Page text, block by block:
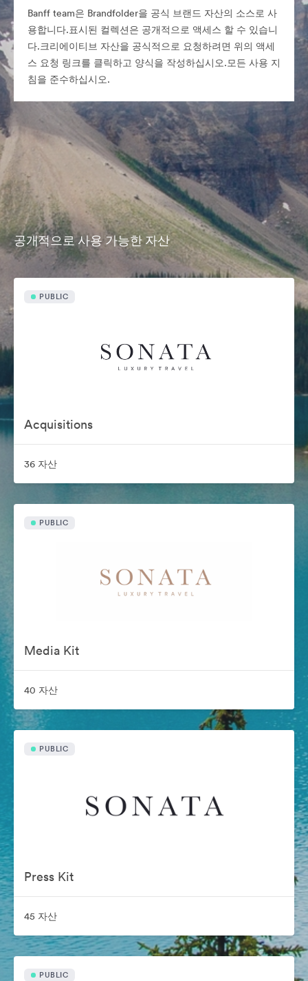
Banff team은 Brandfolder을 공식 브랜드 자산의 소스로 사
용합니다.표시된 컬렉션은 공개적으로 액세스 할 수 있습니
다.크리에이티브 자산을 공식적으로 요청하려면 위의 액세
스 요청 링크를 클릭하고 양식을 작성하십시오.모든 사용 지
침을 준수하십시오.
공개적으로 사용 가능한 자산
PUBLIC
Acquisitions
36 자산
PUBLIC
Media Kit
40 자산
PUBLIC
Press Kit
45 자산
PUBLIC